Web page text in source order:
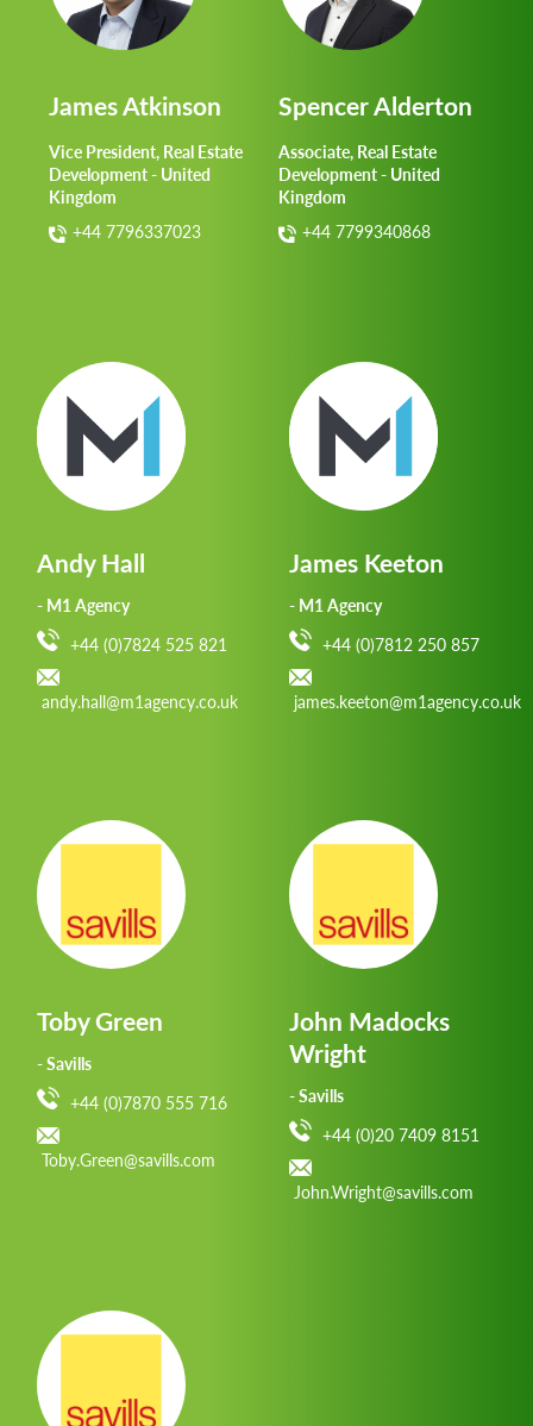
James Atkinson
Vice President, Real Estate
Development - United
Kingdom
+44 7796337023
Spencer Alderton
Associate, Real Estate
Development - United
Kingdom
+44 7799340868
Andy Hall
- M1 Agency
+44 (0)7824 525 821
andy.hall@m1agency.co.uk
James Keeton
- M1 Agency
+44 (0)7812 250 857
james.keeton@m1agency.co.uk
Toby Green
- Savills
+44 (0)7870 555 716
Toby.Green@savills.com
John Madocks
Wright
- Savills
+44 (0)20 7409 8151
John.Wright@savills.com